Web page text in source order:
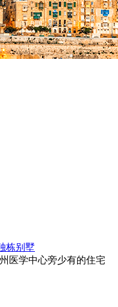
栋别墅
医学中心旁少有的住宅